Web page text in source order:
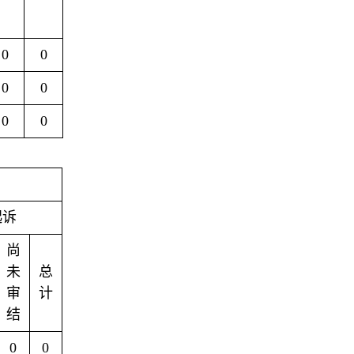
0 0
0 0
0
0
尚
未
审
结
总
计
0 0